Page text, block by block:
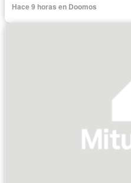
Hace 9 horas en Doomos